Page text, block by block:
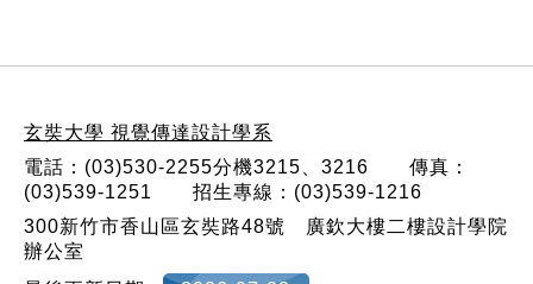
玄奘大學 視覺傳達設計學系
電話：(03)530-2255分機3215、3216 傳真：
(03)539-1251 招生專線：(03)539-1216
300新竹市香山區玄奘路48號 廣欽大樓二樓設計學院
辦公室